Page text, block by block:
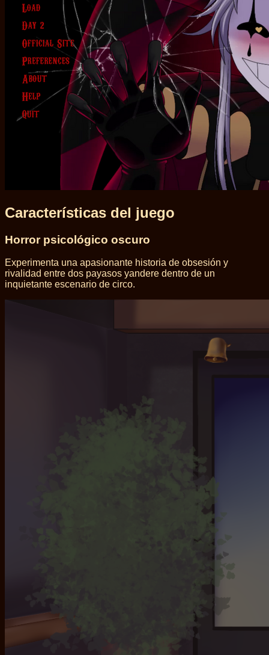
Características del juego
Horror psicológico oscuro
Experimenta una apasionante historia de obsesión y
rivalidad entre dos payasos yandere dentro de un
inquietante escenario de circo.